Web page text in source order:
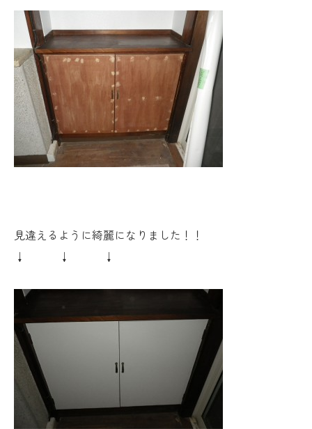
見違えるように綺麗になりました！！
↓ ↓ ↓